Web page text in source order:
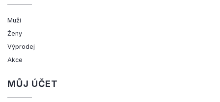
Muži
Ženy
Výprodej
Akce
MŮJ ÚČET